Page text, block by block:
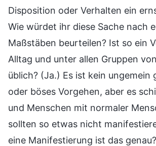
Disposition oder Verhalten ein
Wie würdet ihr diese Sache nach
Maßstäben beurteilen? Ist so ein
Alltag und unter allen Gruppen
üblich? (Ja.) Es ist kein ungemein
oder böses Vorgehen, aber es
und Menschen mit normaler
sollten so etwas nicht
eine Manifestierung ist das